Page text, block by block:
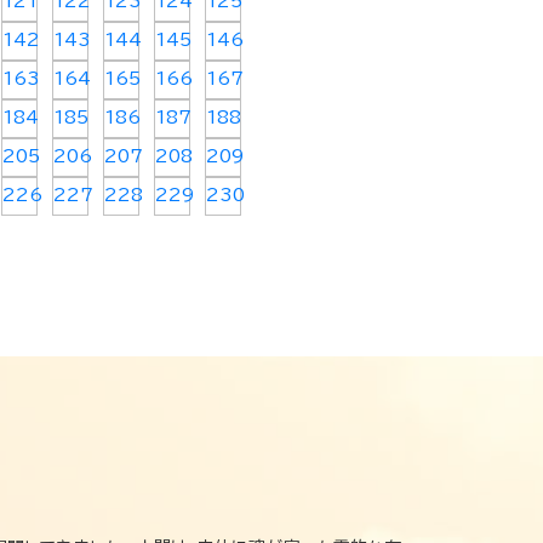
142 143 144 145 146
163 164 165 166 167
184 185 186 187 188
205 206 207 208 209
226 227 228 229 230